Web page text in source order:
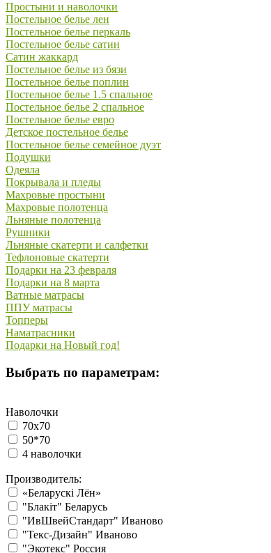
Простыни и наволочки
Постельное белье лен
Постельное белье перкаль
Постельное белье сатин
Сатин жаккард
Постельное белье из бязи
Постельное белье поплин
Постельное белье 1.5 спальное
Постельное белье 2 спальное
Постельное белье евро
Детское постельное белье
Постельное белье семейное дуэт
Подушки
Одеяла
Покрывала и пледы
Махровые простыни
Махровые полотенца
Льняные полотенца
Рушники
Льняные скатерти и салфетки
Тефлоновые скатерти
Подарки на 23 февраля
Подарки на 8 марта
Ватные матрасы
ППУ матрасы
Топперы
Наматрасники
Подарки на Новый год!
Выбрать по параметрам:
Наволочки
70х70
50*70
4 наволочки
Производитель:
«Беларускi Лён»
"Блакiт" Беларусь
"ИвШвейСтандарт" Иваново
"Текс-Дизайн" Иваново
"Экотекс" Россия